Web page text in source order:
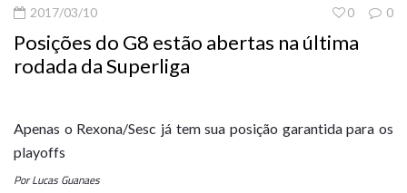
2017/03/10 0
0
Posições do G8 estão abertas na última
rodada da Superliga
Apenas o Rexona/Sesc já tem sua posição garantida para os
playoffs
Por Lucas Guanaes